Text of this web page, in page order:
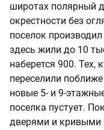
широтах полярный
окрестности без
поселок
здесь жили до 10
наберется 900. Тех,
переселили
новые 5- и 9-
поселка пустует.
дверями и кривыми